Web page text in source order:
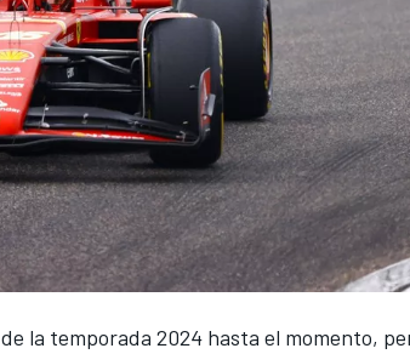
la temporada 2024 hasta el momento,